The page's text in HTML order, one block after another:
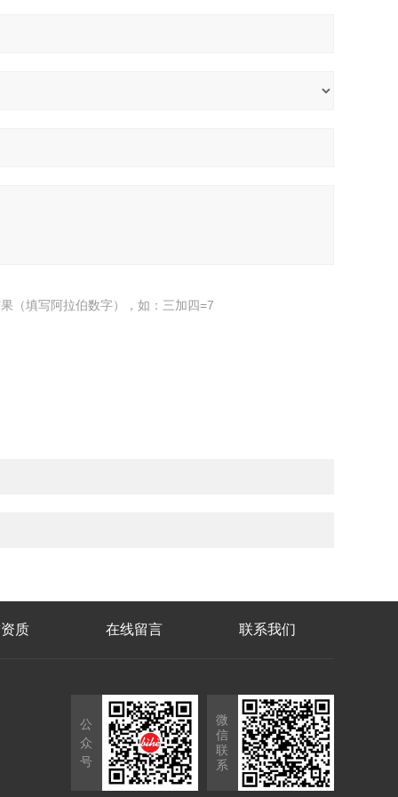
（填写阿拉伯数字），如：三加四=7
质 在线留言 联系我们
公
众
号
微
信
联
系